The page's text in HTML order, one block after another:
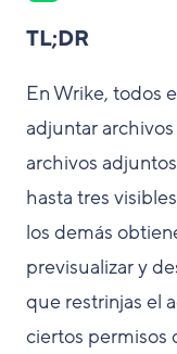
TL;DR
En Wrike, todos
adjuntar
archivos
hasta tres
los demás
previsualizar y
que restrinjas el
ciertos permisos